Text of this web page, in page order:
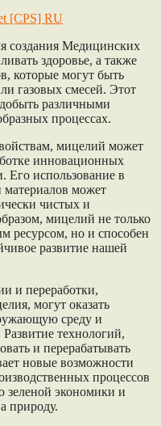
создания Медицинских
здоровье, а также
которые могут быть
газовых смесей. Этот
различными
процессах.
мицелий может
инновационных
Его использование в
материалов может
чистых и
мицелий не только
ресурсом, но и способен
развитие нашей
и переработки,
могут оказать
среду и
технологий,
и перерабатывать
новые возможности
процессов
зеленой экономики и
природу.